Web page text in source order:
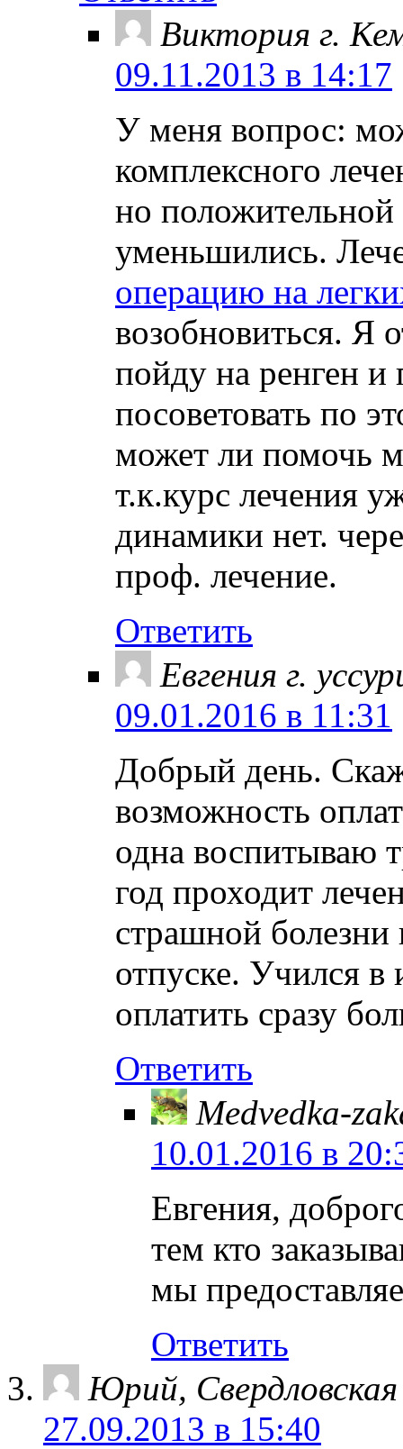
Виктория г.
09.11.2013 в 14:17
У меня вопрос:
комплексного
но
уменьшились.
операцию на
возобновиться. Я
пойду на ренген
посоветовать по
может ли помочь
т.к.курс лечения
динамики нет.
проф. лечение.
Ответить
Евгения г.
09.01.2016 в 11:31
Добрый день.
возможность
одна воспитываю
год проходит
страшной болезни
отпуске. Учился в
оплатить сразу
Ответить
Medvedka-
10.01.2016 в
Евгения,
тем кто
мы
Ответить
Юрий,
27.09.2013 в 15:40